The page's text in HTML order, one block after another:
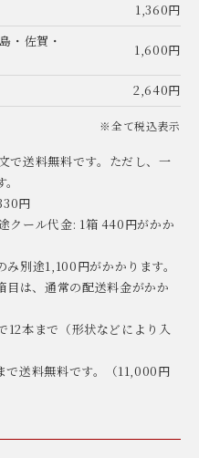
1,360円
・佐賀・
1,600円
2,640円
※全て税込表示
送料無料です。ただし、一
円
クール代金: 1箱 440円がかか
別途1,100円がかかります。
は、通常の配送料金がかか
本まで（形状などにより入
送料無料です。（11,000円